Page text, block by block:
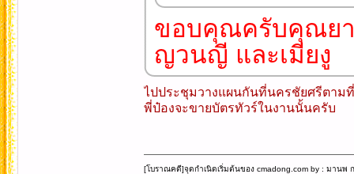
ขอบคุณครับคุณยา
ญวนญี และเมียงู
ไปประชุมวางแผนกันที่นครชัยศรีตาม
พี่ป๋องจะขายบัตรทัวร์ในงานนั้นครับ
[โบราณคดี]จุดกำเนิดเริ่มต้นของ cmadong.com by : มานพ